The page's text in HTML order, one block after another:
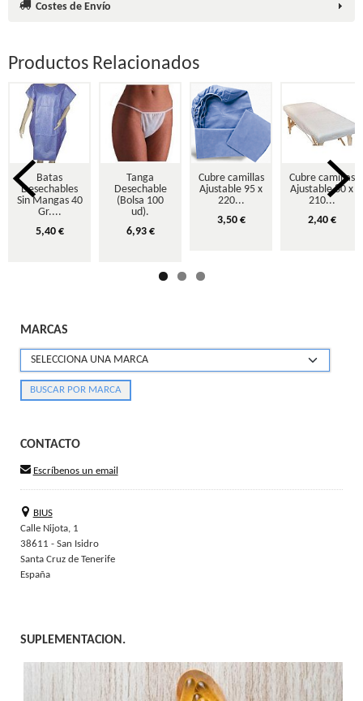
MARCAS
CONTACTO
Escríbenos un email
BIUS
Calle Nijota, 1
38611 - San Isidro
Santa Cruz de Tenerife
España
Costes de Envío
Productos Relacionados
Batas
Desechables
Sin Mangas 40
Gr....
5,40 €
Tanga
Desechable
(Bolsa 100
ud).
6,93 €
Cubre camillas
Ajustable 95 x
220...
3,50 €
Cubre camillas
Ajustable 80 x
210...
2,40 €
SUPLEMENTACION.